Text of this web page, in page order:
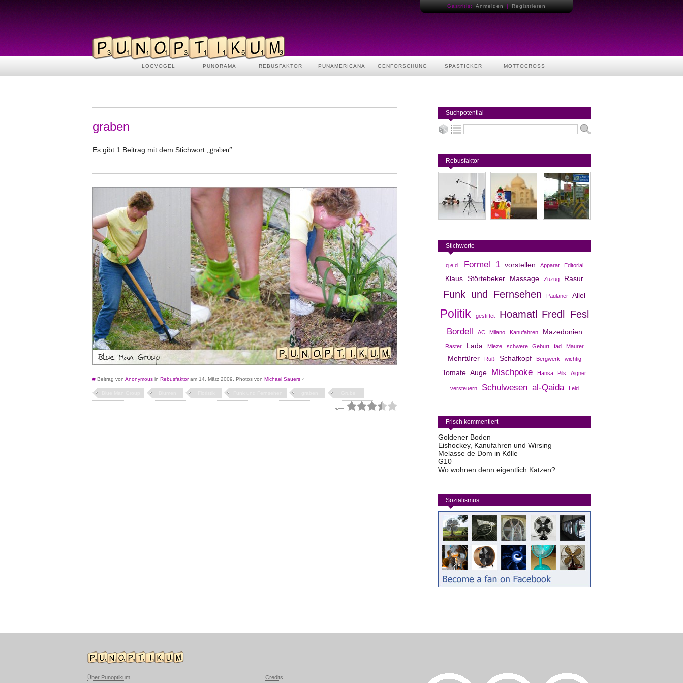
Gastritis: Anmelden | Registrieren
LOGVOGEL PUNORAMA REBUSFAKTOR PUNAMERICANA GENFORSCHUNG SPASTICKER MOTTOCROSS
graben
Es gibt 1 Beitrag mit dem Stichwort „graben”
# Beitrag von Anonymous in Rebusfaktoram 14. März 2009, Photos von Michael Sauers
Suchpotential
Rebusfaktor
Stichworte
q.e.d. Formel 1 vorstellen Apparat Editorial
Klaus Störtebeker Massage Zuzug Rasur
Funk und Fernsehen Paulaner Allel
Politik gestiftet Hoamatl Fredl Fesl
Bordell AC Milano Kanufahren Mazedonien
Raster Lada Mieze schwere Geburt fad Maurer
Mehrtürer Ruß Schafkopf Bergwerk wichtig
Tomate Auge Mischpoke Hansa Pils Aigner
versteuern Schulwesen al-Qaida Leid
Frisch kommentiert
Goldener Boden
Eishockey, Kanufahren und Wirsing
Melasse de Dom in Kölle
G10
Wo wohnen denn eigentlich Katzen?
Sozialismus
Über Punoptikum Credits